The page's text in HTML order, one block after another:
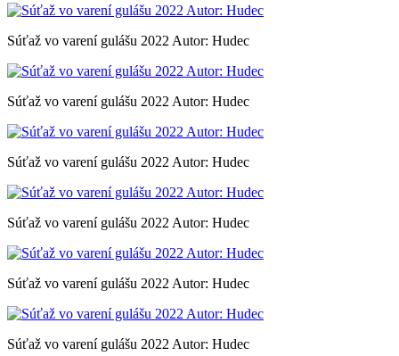
Súťaž vo varení gulášu 2022 Autor: Hudec
Súťaž vo varení gulášu 2022 Autor: Hudec
Súťaž vo varení gulášu 2022 Autor: Hudec
Súťaž vo varení gulášu 2022 Autor: Hudec
Súťaž vo varení gulášu 2022 Autor: Hudec
Súťaž vo varení gulášu 2022 Autor: Hudec